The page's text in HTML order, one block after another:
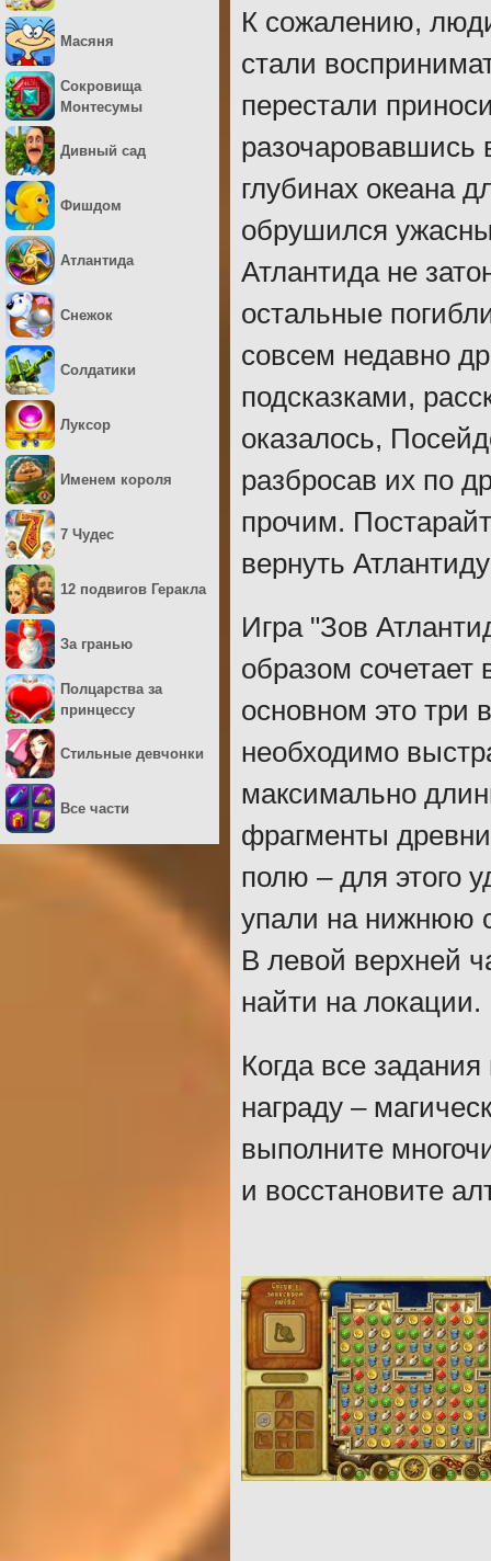
К сожалению,
стали
перестали
разочаровавшись
глубинах океана
обрушился
Атлантида не
остальные
совсем недавно
подсказками,
оказалось,
разбросав их по
прочим.
вернуть
Игра "Зов
образом сочетает
основном это три
необходимо
максимально
фрагменты
полю – для этого
упали на нижнюю
В левой верхней
найти на локации.
Когда все
награду –
выполните
и восстановите
Масяня
Сокровища
Монтесумы
Дивный сад
Фишдом
Атлантида
Снежок
Солдатики
Луксор
Именем короля
7 Чудес
12 подвигов Геракла
За гранью
Полцарства за
принцессу
Стильные девчонки
Все части